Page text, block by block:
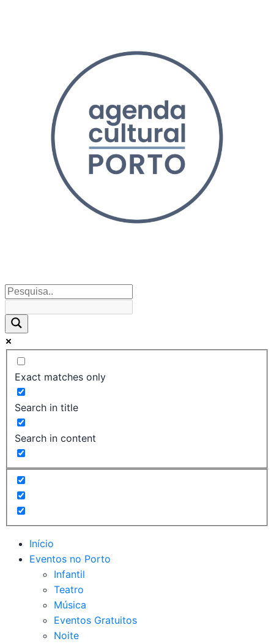
Exact matches only
Search in title
Search in content
Início
Eventos no Porto
Infantil
Teatro
Música
Eventos Gratuitos
Noite